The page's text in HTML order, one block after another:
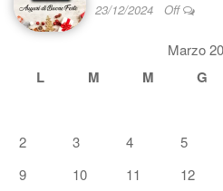
23/12/2024 Off
Marzo
L M M G
2
3 4 5
9
10 11 12